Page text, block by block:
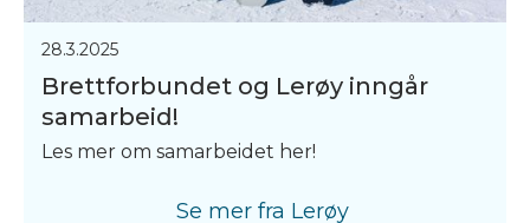
28.3.2025
Brettforbundet og Lerøy inngår
samarbeid!
Les mer om samarbeidet her!
Se mer fra Lerøy